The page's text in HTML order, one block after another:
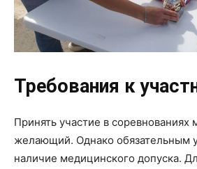
Требования к
Принять участие в
желающий. Однако обязательным
наличие медицинского допуска.